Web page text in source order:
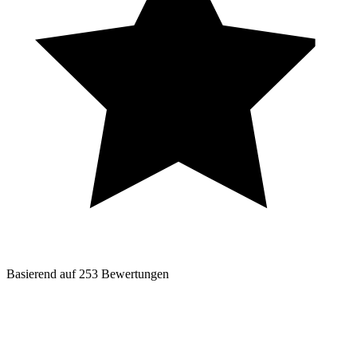
Basierend auf 253 Bewertungen